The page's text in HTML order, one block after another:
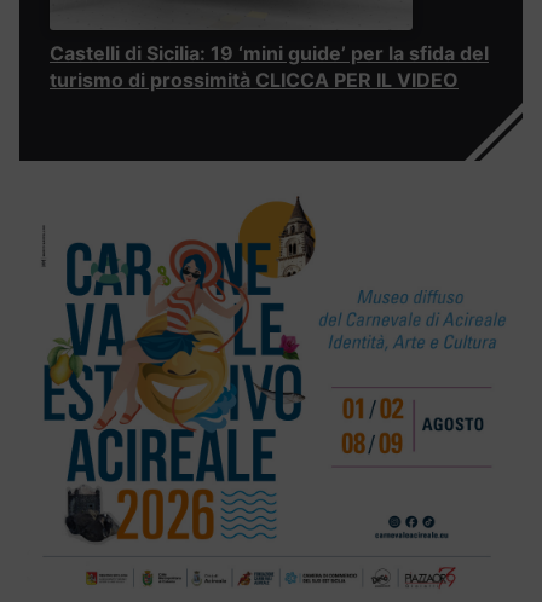
Castelli di Sicilia: 19 ‘mini guide’ per la sfida del
turismo di prossimità CLICCA PER IL VIDEO